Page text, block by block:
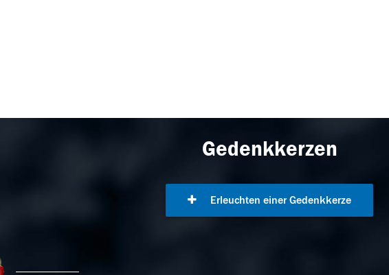
Gedenkkerzen
Erleuchten einer Gedenkkerze